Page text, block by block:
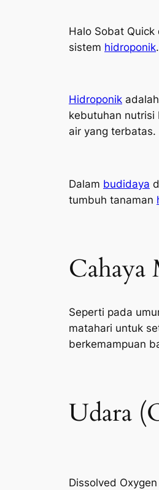
Halo Sobat
sistem hidroponik
Hidroponik adalah
kebutuhan nutrisi
air yang terbatas.
Dalam budidaya
tumbuh tanaman
Cahaya
Seperti pada
matahari untuk
berkemampuan
Udara
Dissolved